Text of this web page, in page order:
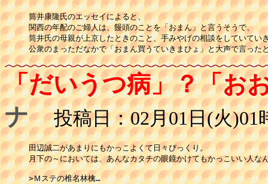
筒井康隆氏のエッセイによると、
関西の年配のご婦人は、饅頭のことを「おまん」と言うそうで、
筒井氏の母親が上京したときのこと、手みやげの相談をしていてい
公衆のまっただなかで「おまん買うていきまひょ」と大声で言った
「だいうつ病」？「お
ナ 投稿日：02月01日(火)01
田辺誠二があまりにもかっこよくて日々びっくり。
月下の～においては、あんなカタチの眼鏡かけてもかっこいい人な
>Ｍステの椎名林檎…